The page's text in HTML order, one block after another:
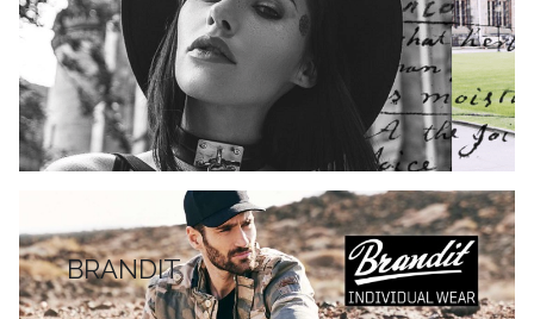
BRANDIT